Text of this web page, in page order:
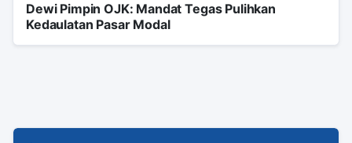
Dewi Pimpin OJK: Mandat Tegas Pulihkan
Kedaulatan Pasar Modal